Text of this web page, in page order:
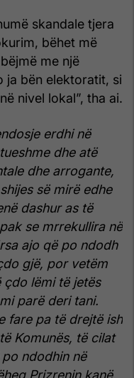
skandale tjera
bëhet më
me një
ja bën elektoratit, si
nivel lokal”, tha ai.
erdhi në
dhe atë
dhe arrogante,
së mirë edhe
dashur as të
se mrrekullira në
ajo që po ndodh
gjë, por vetëm
çdo lëmi të jetës
parë deri tani.
fare pa të drejtë ish
Komunës, të cilat
ndodhin në
Prizrenin kanë